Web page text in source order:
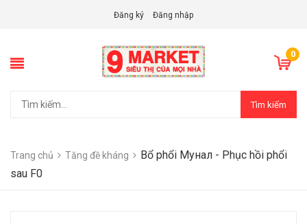
Đăng ký Đăng nhập
0
Tìm kiếm
Trang chủ Tăng đề kháng
Bổ phổi Мунал - Phục hồi phổi
sau F0